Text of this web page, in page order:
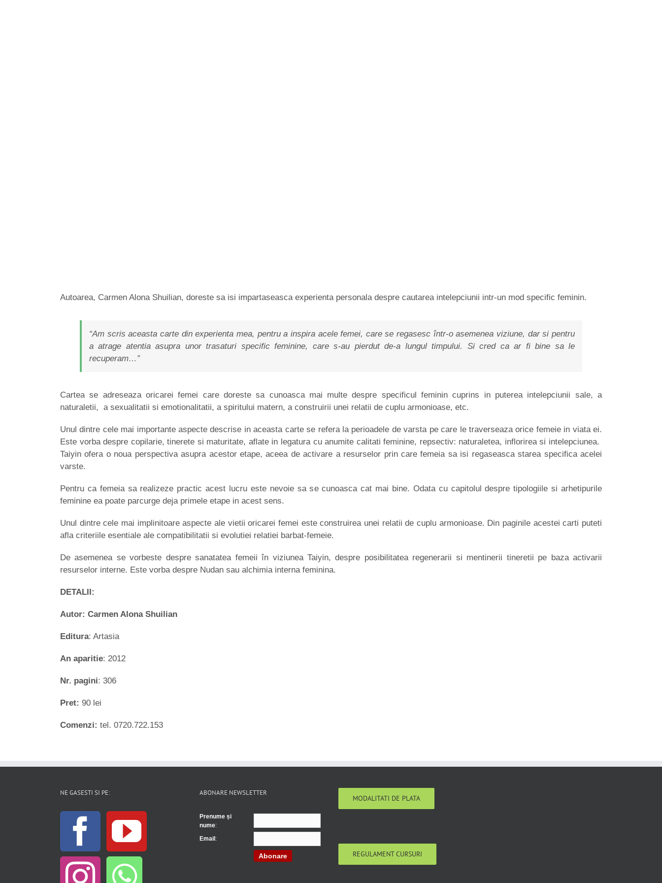
Autoarea, Carmen Alona Shuilian, doreste sa isi impartaseasca experienta personala despre cautarea intelepciunii intr-un mod specific feminin.
“Am scris aceasta carte din experienta mea, pentru a inspira acele femei, care se regasesc într-o asemenea viziune, dar si pentru
a atrage atentia asupra unor trasaturi specific feminine, care s-au pierdut de-a lungul timpului. Si cred ca ar fi bine sa le
recuperam…”
Cartea se adreseaza oricarei femei care doreste sa cunoasca mai multe despre specificul feminin cuprins in puterea intelepciunii sale, a
naturaletii, a sexualitatii si emotionalitatii, a spiritului matern, a construirii unei relatii de cuplu armonioase, etc.
Unul dintre cele mai importante aspecte descrise in aceasta carte se refera la perioadele de varsta pe care le traverseaza orice femeie in viata ei.
Este vorba despre copilarie, tinerete si maturitate, aflate in legatura cu anumite calitati feminine, repsectiv: naturaletea, inflorirea si intelepciunea.
Taiyin ofera o noua perspectiva asupra acestor etape, aceea de activare a resurselor prin care femeia sa isi regaseasca starea specifica acelei
varste.
Pentru ca femeia sa realizeze practic acest lucru este nevoie sa se cunoasca cat mai bine. Odata cu capitolul despre tipologiile si arhetipurile
feminine ea poate parcurge deja primele etape in acest sens.
Unul dintre cele mai implinitoare aspecte ale vietii oricarei femei este construirea unei relatii de cuplu armonioase. Din paginile acestei carti puteti
afla criteriile esentiale ale compatibilitatii si evolutiei relatiei barbat-femeie.
De asemenea se vorbeste despre sanatatea femeii în viziunea Taiyin, despre posibilitatea regenerarii si mentinerii tineretii pe baza activarii
resurselor interne. Este vorba despre Nudan sau alchimia interna feminina.
DETALII:
Autor: Carmen Alona Shuilian
Editura: Artasia
An aparitie: 2012
Nr. pagini: 306
Pret: 90 lei
Comenzi: tel. 0720.722.153
NE GASESTI SI PE: ABONARE NEWSLETTER
Prenume și
nume:
Email :
Abonare
MODALITATI DE PLATA
REGULAMENT CURSURI